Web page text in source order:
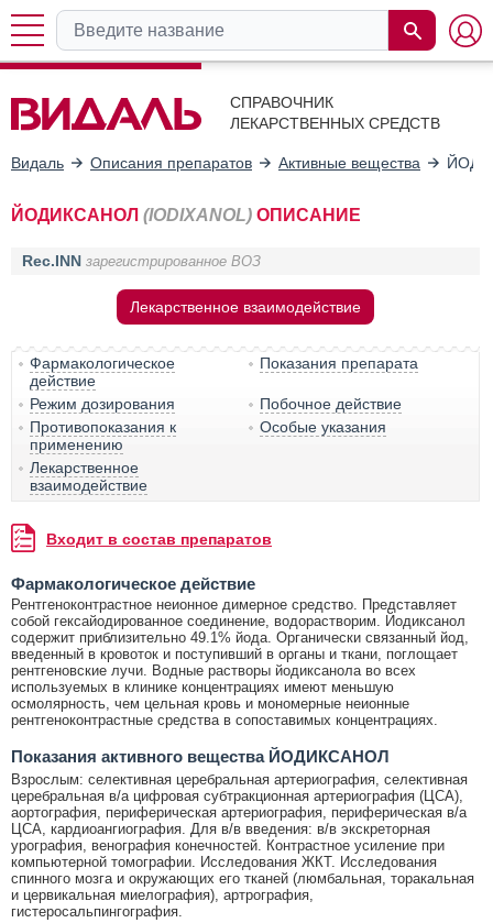
СПРАВОЧНИК
ЛЕКАРСТВЕННЫХ СРЕДСТВ
Видаль Описания препаратов Активные вещества
ЙОДИКСАНОЛ (IODIXANOL) ОПИСАНИЕ
Rec.INN зарегистрированное ВОЗ
Лекарственное взаимодействие
Фармакологическое
действие
Показания препарата
Режим дозирования
Побочное действие
Противопоказания к
применению
Особые указания
Лекарственное
взаимодействие
Входит в состав препаратов
Фармакологическое действие
Рентгеноконтрастное неионное димерное средство. Представляет
собой гексайодированное соединение, водорастворим. Йодиксанол
содержит приблизительно 49.1% йода. Органически связанный йод,
введенный в кровоток и поступивший в органы и ткани, поглощает
рентгеновские лучи. Водные растворы йодиксанола во всех
используемых в клинике концентрациях имеют меньшую
осмолярность, чем цельная кровь и мономерные неионные
рентгеноконтрастные средства в сопоставимых концентрациях.
Показания активного вещества ЙОДИКСАНОЛ
Взрослым: селективная церебральная артериография, селективная
церебральная в/а цифровая субтракционная артериография (ЦСА),
аортография, периферическая артериография, периферическая в/а
ЦСА, кардиоангиография. Для в/в введения: в/в экскреторная
урография, венография конечностей. Контрастное усиление при
компьютерной томографии. Исследования ЖКТ. Исследования
спинного мозга и окружающих его тканей (люмбальная, торакальная
и цервикальная миелография), артрография,
гистеросальпингография.